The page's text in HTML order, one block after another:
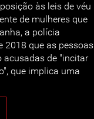
às leis de véu
de mulheres que
a polícia
2018 que as pessoas
acusadas de "incitar
que implica uma